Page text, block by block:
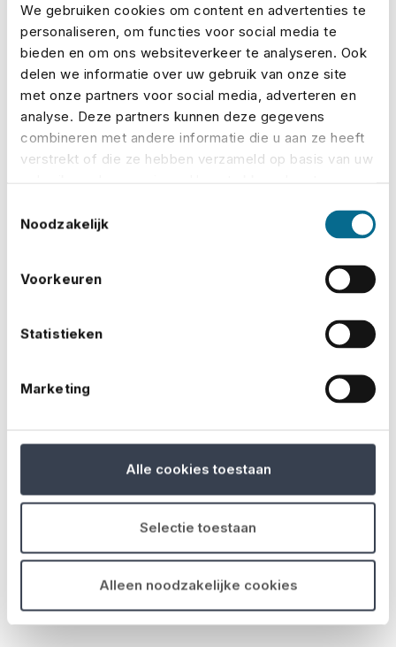
We gebruiken cookies om content en advertenties te
personaliseren, om functies voor social media te
bieden en om ons websiteverkeer te analyseren. Ook
delen we informatie over uw gebruik van onze site
met onze partners voor social media, adverteren en
analyse. Deze partners kunnen deze gegevens
combineren met andere informatie die u aan ze heeft
verstrekt of die ze hebben verzameld op basis van uw
Noodzakelijk
Voorkeuren
Statistieken
Marketing
Alle cookies toestaan
Selectie toestaan
Alleen noodzakelijke cookies
er schade is. Dan blijkt pas goed wat ons
onderscheidend maakt. Want we zijn 24/7 bereikbaar
en trekken er desnoods ‘s nachts op uit om een schade
te regelen en de organisatie te helpen. Dat gebeurt ook
al in het voortraject, bijvoorbeeld als er slecht weer
dreigt bij een outdoor event. Via onze meteoservice
kunnen we van minuut tot minuut in de gaten houden
maatregelen adviseren.” “